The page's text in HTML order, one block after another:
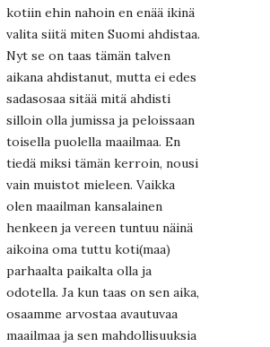
kotiin ehin nahoin en enää ikinä
valita siitä miten Suomi ahdistaa.
Nyt se on taas tämän talven
aikana ahdistanut, mutta ei edes
sadasosaa sitää mitä ahdisti
silloin olla jumissa ja peloissaan
toisella puolella maailmaa. En
tiedä miksi tämän kerroin, nousi
vain muistot mieleen. Vaikka
olen maailman kansalainen
henkeen ja vereen tuntuu näinä
aikoina oma tuttu koti(maa)
parhaalta paikalta olla ja
odotella. Ja kun taas on sen aika,
osaamme arvostaa avautuvaa
maailmaa ja sen mahdollisuuksia